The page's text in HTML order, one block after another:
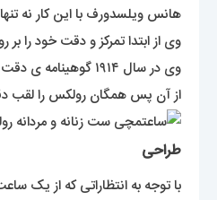
هانس ویلسدورف با این کار نه
وی از ابتدا تمرکز و دقت خود را بر روی کیفیت موتور قرار
وی در سال ۱۹۱۴ گوهینامه ی دقت A را از رصدخانه ی بریتانیای کبیر دریافت کرد .
از آن پس همگان رولکس را لقب
طراحی
با توجه به انتظاراتی که از یک